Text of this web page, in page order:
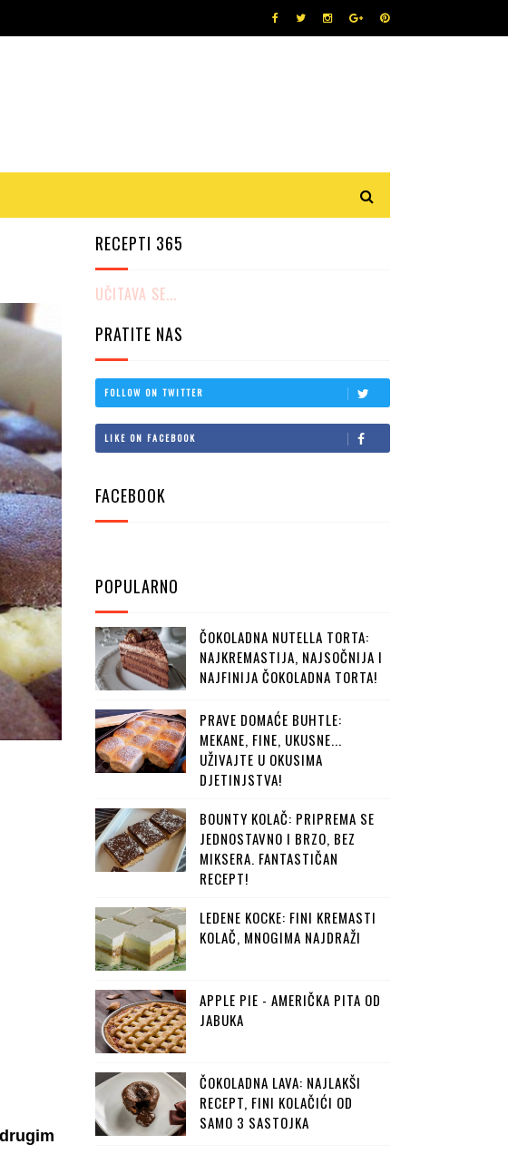
RECEPTI 365
UČITAVA SE...
PRATITE NAS
FOLLOW ON TWITTER
LIKE ON FACEBOOK
FACEBOOK
POPULARNO
ČOKOLADNA NUTELLA TORTA:
NAJKREMASTIJA, NAJSOČNIJA I
NAJFINIJA ČOKOLADNA TORTA!
PRAVE DOMAĆE BUHTLE:
MEKANE, FINE, UKUSNE...
UŽIVAJTE U OKUSIMA
DJETINJSTVA!
BOUNTY KOLAČ: PRIPREMA SE
JEDNOSTAVNO I BRZO, BEZ
MIKSERA. FANTASTIČAN
RECEPT!
LEDENE KOCKE: FINI KREMASTI
KOLAČ, MNOGIMA NAJDRAŽI
APPLE PIE - AMERIČKA PITA OD
JABUKA
ČOKOLADNA LAVA: NAJLAKŠI
RECEPT, FINI KOLAČIĆI OD
SAMO 3 SASTOJKA